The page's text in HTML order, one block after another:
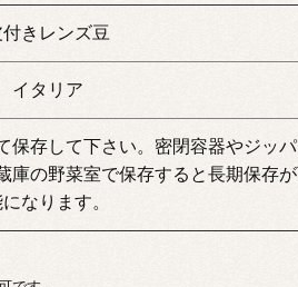
付きレンズ豆
イタリア
保存して下さい。密閉容器やジッ
庫の野菜室で保存すると長期保存
なります。